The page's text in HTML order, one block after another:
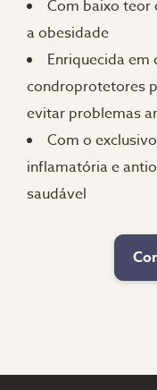
Com baixo teor
a obesidade
Enriquecida
condroprotetores
evitar problemas
Com o
inflamatória e
saudável